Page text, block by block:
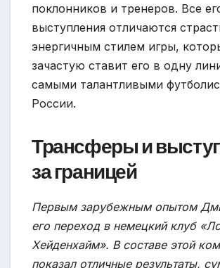
поклонников и тренеров. Все
выступления отличаются
энергичным стилем игры,
зачастую ставит его в одну
самыми талантливыми
России.
Трансферы и
за границей
Первым зарубежным опытом
его переход в немецкий клуб
Хейденхайм». В составе этой
показал отличные результаты,